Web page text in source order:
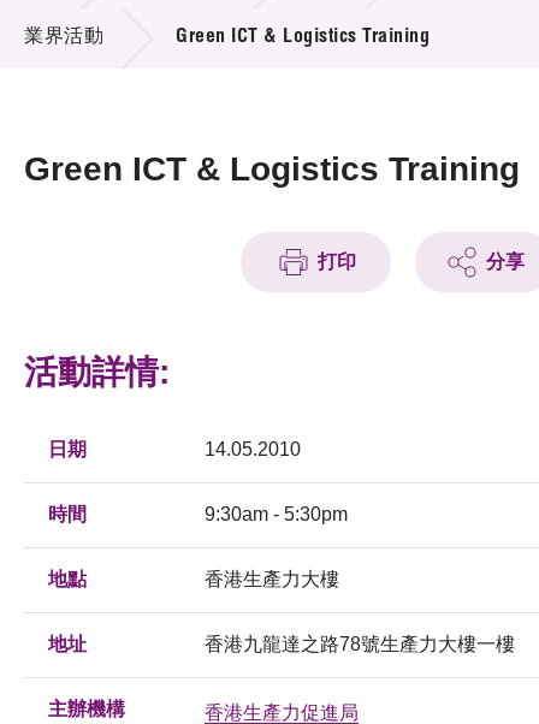
項目及資助計劃
活動及消息
科技分享
業界活動 Green ICT & Logistics Training
Green ICT & Logistics Training
打印 分享
活動詳情:
日期 14.05.2010
時間 9:30am - 5:30pm
地點 香港生產力大樓
地址 香港九龍達之路78號生產力大樓一樓
主辦機構 香港生產力促進局